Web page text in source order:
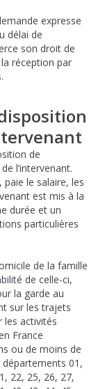
expresse
délai de
son droit de
réception par
de
l’intervenant.
paie le salaire, les
est mis à la
durée et un
particulières
de la famille
de celle-ci,
la garde au
sur les trajets
les activités
France
ou de moins de
départements 01,
22, 25, 26, 27,